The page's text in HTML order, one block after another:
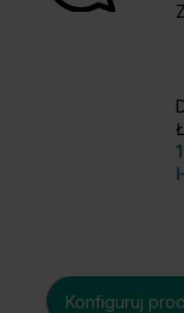
Konfiguruj